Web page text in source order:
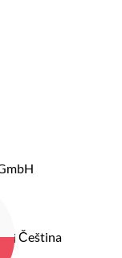
Čeština